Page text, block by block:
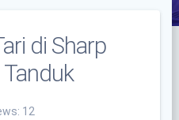
di Sharp
12